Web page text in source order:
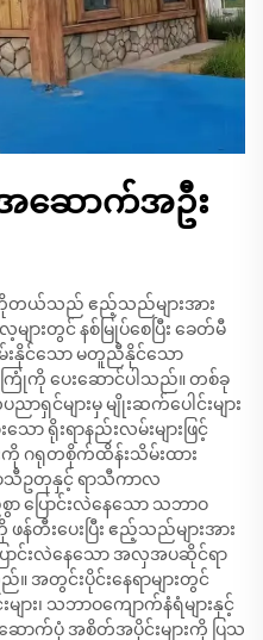
ဆောက်အဦး
ဟိုတယ်သည် ဧည့်သည်များအား
ျားတွင် နစ်မြုပ်စေပြီး ခေတ်မီ
းနိုင်သော မတူညီနိုင်သော
ပေးဆောင်ပါသည်။ တစ်ခု
င်များမှ မျိုးဆက်ပေါင်းများ
ရိုးရာနည်းလမ်းများဖြင့်
ကို ဂရုတစိုက်ထိန်းသိမ်းထား
ာသီဥတုနှင့် ရာသီကာလ
ာ ပြောင်းလဲနေသော သဘာဝ
န်တီးပေးပြီး ဧည့်သည်များအား
ာင်းလဲနေသော အလှအပဆိုင်ရာ
အတွင်းပိုင်းနေရာများတွင်
ား၊ သဘာဝကျောက်နံရံများနှင့်
ဆောက်ပုံ အစိတ်အပိုင်းများကို ပြသ